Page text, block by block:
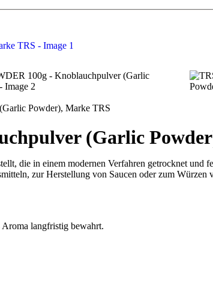
Powder), Marke TRS
(Garlic
die in einem modernen Verfahren getrocknet und
zur Herstellung von Saucen oder zum
Aroma langfristig bewahrt.